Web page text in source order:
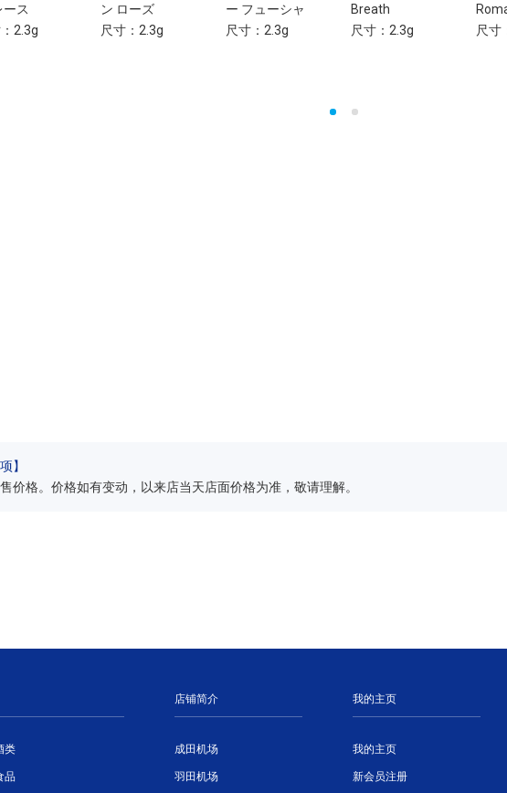
ース
2.3g
ン ローズ
尺寸：2.3g
ー フューシャ
尺寸：2.3g
Breath
尺寸：2.3g
尺寸
】
价格。价格如有变动，以来店当天店面价格为准，敬请理解。
类
品
店铺简介
成田机场
羽田机场
我的主页
我的主页
新会员注册